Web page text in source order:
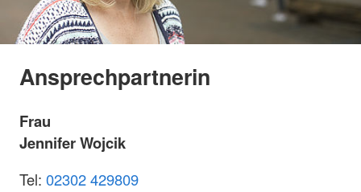
Ansprechpartnerin
Frau
Jennifer Wojcik
Tel: 02302 429809